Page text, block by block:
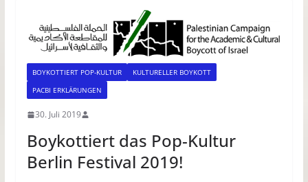
BOYKOTTIERT POP-KULTUR
KULTURELLER BOYKOTT
PACBI ERKLÄRUNGEN
30. Juli 2019
Boykottiert das Pop-Kultur
Berlin Festival 2019!